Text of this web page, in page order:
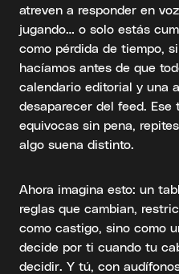
atreven a responder en
jugando… o solo estás
como pérdida de tiempo,
hacíamos antes de que
calendario editorial y una
desaparecer del feed.
equivocas sin pena,
algo suena distinto.
Ahora imagina esto: un
reglas que cambian,
como castigo, sino como
decide por ti cuando tu
decidir. Y tú, con